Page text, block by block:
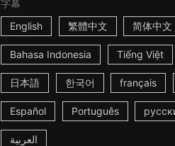
字幕
English
繁體中文 简体中文
Bahasa Indonesia Tiếng Việt
日本語 한국어 français
Español Português
العربية